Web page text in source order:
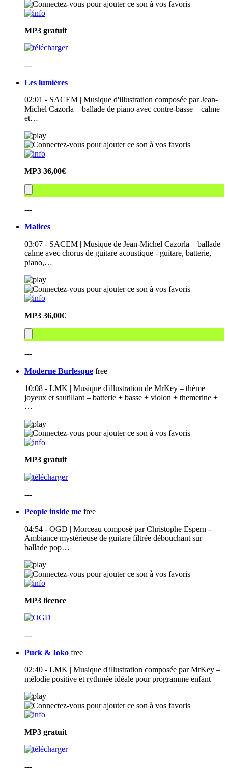
MP3 gratuit
---
Les lumières
02:01 - SACEM | Musique d'illustration composée par Jean-
Michel Cazorla – ballade de piano avec contre-basse – calme
et…
MP3 36,00€
---
Malices
03:07 - SACEM | Musique de Jean-Michel Cazorla – ballade
calme avec chorus de guitare acoustique - guitare, batterie,
piano,…
MP3 36,00€
---
Moderne Burlesque free
10:08 - LMK | Musique d'illustration de MrKey – thème
joyeux et sautillant – batterie + basse + violon + themerine +
…
MP3 gratuit
---
People inside me free
04:54 - OGD | Morceau composé par Christophe Espern -
Ambiance mystérieuse de guitare filtrée débouchant sur
ballade pop…
MP3 licence
---
Puck & Ioko free
02:40 - LMK | Musique d'illustration composée par MrKey –
mélodie positive et rythmée idéale pour programme enfant
MP3 gratuit
---